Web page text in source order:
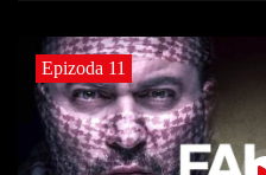
Epizoda 11